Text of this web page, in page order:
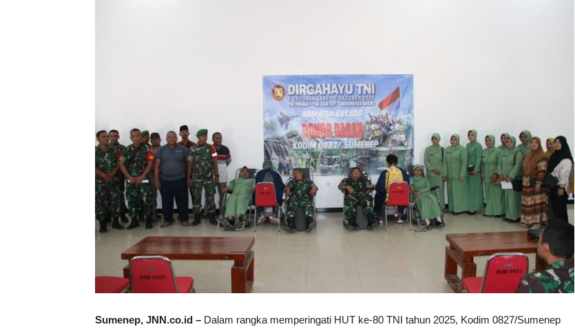
Sumenep, JNN.co.id – Dalam rangka memperingati HUT ke-80 TNI tahun 2025, Kodim 0827/Sumenep